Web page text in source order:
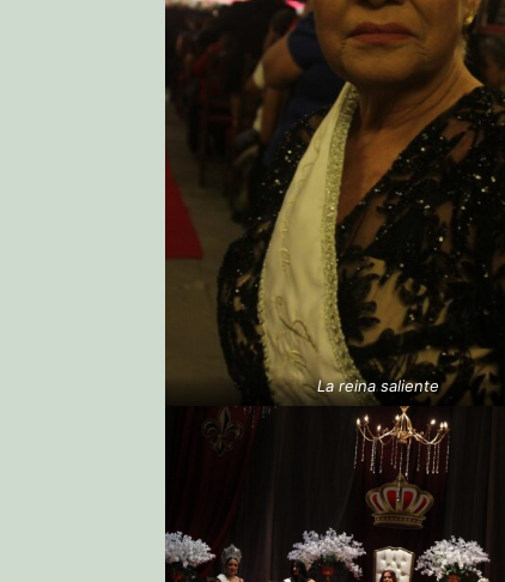
La reina saliente